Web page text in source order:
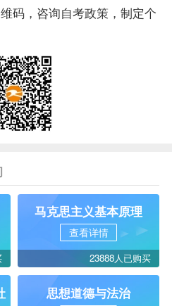
码，咨询自考政策，制定个
马克思主义基本原理
查看详情
23888人已购买
思想道德与法治